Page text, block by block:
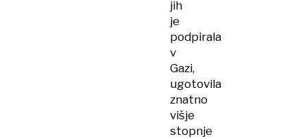
jih
je
podpirala
v
Gazi,
ugotovila
znatno
višje
stopnje